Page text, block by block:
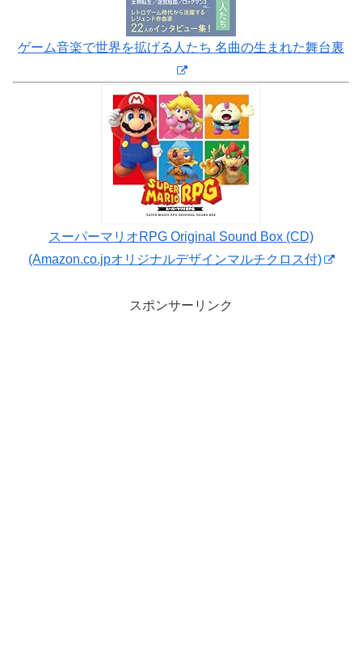
ゲーム音楽で世界を拡げる人たち 名曲の生まれた舞台裏
スーパーマリオRPG Original Sound Box (CD)
(Amazon.co.jpオリジナルデザインマルチクロス付)
スポンサーリンク